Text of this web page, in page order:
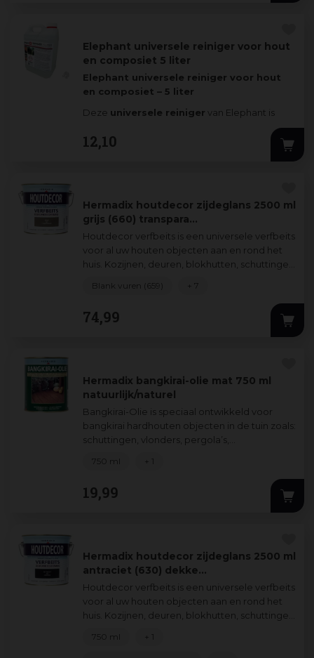
Elephant universele reiniger voor hout
en composiet 5 liter
Elephant universele reiniger voor hout
en composiet – 5 liter
Deze universele reiniger van Elephant is
12,10
Hermadix houtdecor zijdeglans 2500 ml
grijs (660) transpara…
Houtdecor verfbeits is een universele verfbeits
voor al uw houten objecten aan en rond het
huis. Kozijnen, deuren, blokhutten, schuttingen
74,99
Blank vuren (659) + 7
Hermadix bangkirai-olie mat 750 ml
natuurlijk/naturel
Bangkirai-Olie is speciaal ontwikkeld voor
bangkirai hardhouten objecten in de tuin zoals:
schuttingen, vlonders, pergola’s,
19,99
750 ml + 1
Hermadix houtdecor zijdeglans 2500 ml
antraciet (630) dekke…
Houtdecor verfbeits is een universele verfbeits
voor al uw houten objecten aan en rond het
huis. Kozijnen, deuren, blokhutten, schuttingen
750 ml + 1